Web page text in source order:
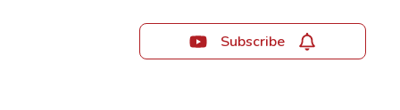
Subscribe